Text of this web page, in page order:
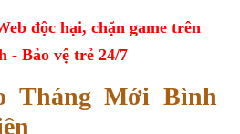
độc hại, chặn game trên
- Bảo vệ trẻ 24/7
Tháng Mới Bình